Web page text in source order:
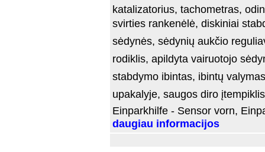
katalizatorius, tachometras,
svirties rankenėlė, diskiniai
sėdynės, sėdynių aukčio
rodiklis, apildyta vairuotojo
stabdymo ibintas, ibintų
upakalyje, saugos diro
Einparkhilfe - Sensor vorn,
daugiau informacijos